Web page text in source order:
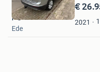
in
Mijn
Favorieten
€
2021
F C
Ede